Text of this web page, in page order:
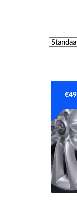
Tuning parts
OPC Line
Bedrijfswagen
€